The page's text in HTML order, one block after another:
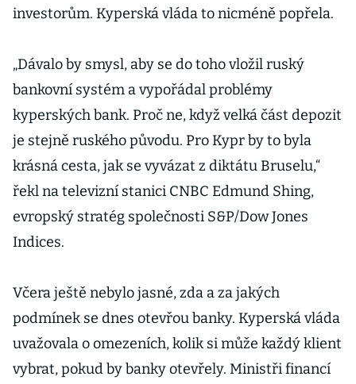
investorům. Kyperská vláda to nicméně popřela.
„Dávalo by smysl, aby se do toho vložil ruský
bankovní systém a vypořádal problémy
kyperských bank. Proč ne, když velká část depozit
je stejně ruského původu. Pro Kypr by to byla
krásná cesta, jak se vyvázat z diktátu Bruselu,“
řekl na televizní stanici CNBC Edmund Shing,
evropský stratég společnosti S&P/Dow Jones
Indices.
Včera ještě nebylo jasné, zda a za jakých
podmínek se dnes otevřou banky. Kyperská vláda
uvažovala o omezeních, kolik si může každý klient
vybrat, pokud by banky otevřely. Ministři financí